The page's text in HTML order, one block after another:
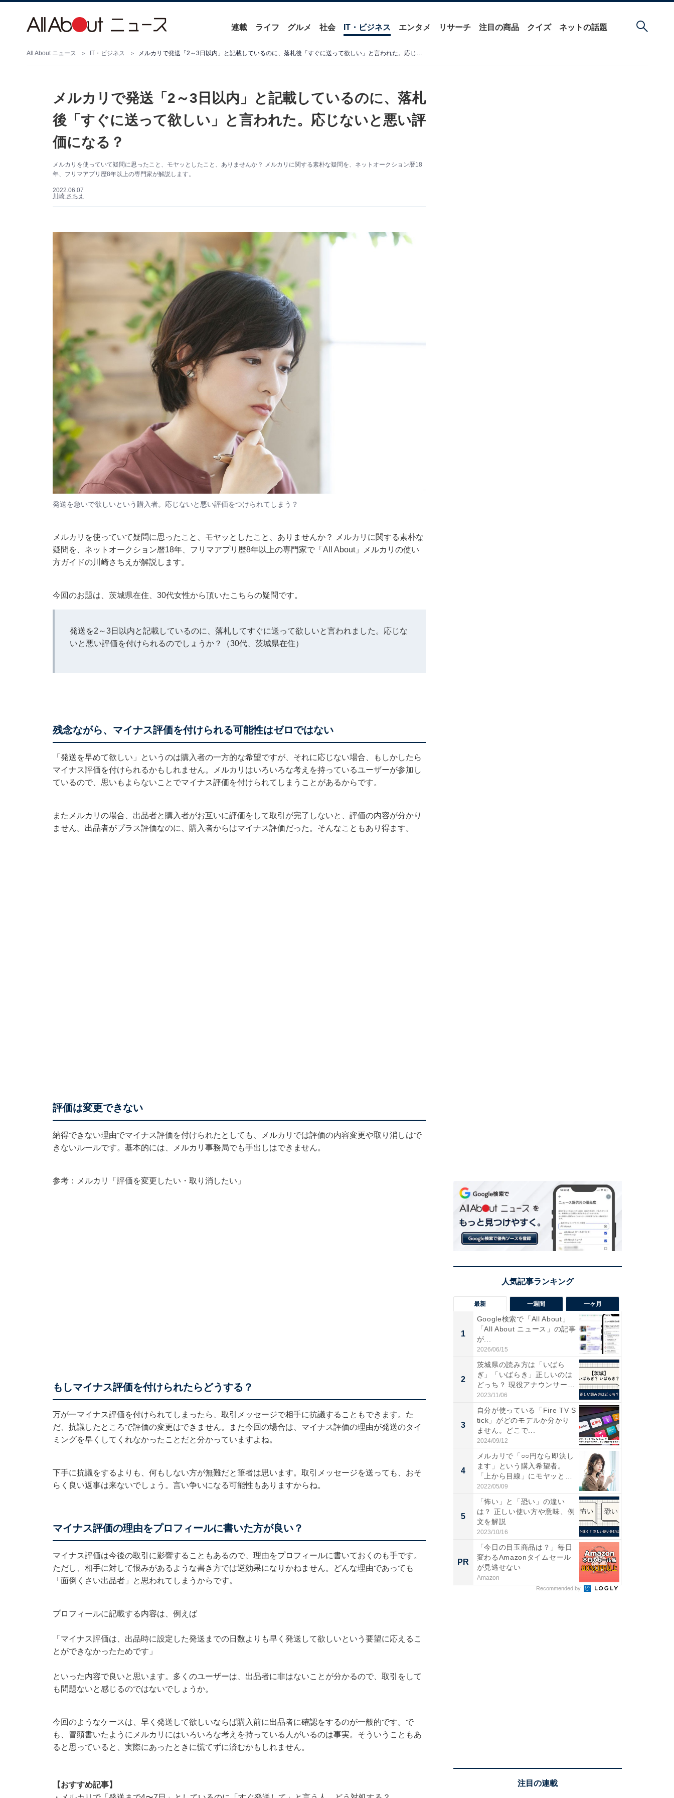
連載 ライフ グルメ 社会 IT・ビジネス エンタメ リサーチ 注目の商品 クイズ ネットの話題
All About ニュース IT・ビジネス メルカリで発送「2～3日以内」と記載しているのに、落札後「すぐに送って欲しい」と言われた。応じないと悪い評価になる？
メルカリで発送「2～3日以内」と記載しているのに、落札
後「すぐに送って欲しい」と言われた。応じないと悪い評
価になる？
メルカリを使っていて疑問に思ったこと、モヤッとしたこと、ありませんか？ メルカリに関する素朴な疑問を、ネットオークション暦18
年、フリマアプリ歴8年以上の専門家が解説します。
2022.06.07
川崎 さちえ
発送を急いで欲しいという購入者。応じないと悪い評価をつけられてしまう？
メルカリを使っていて疑問に思ったこと、モヤッとしたこと、ありませんか？ メルカリに関する素朴な
疑問を、ネットオークション暦18年、フリマアプリ歴8年以上の専門家で「All About」メルカリの使い
方ガイドの川崎さちえが解説します。
今回のお題は、茨城県在住、30代女性から頂いたこちらの疑問です。
発送を2～3日以内と記載しているのに、落札してすぐに送って欲しいと言われました。応じな
いと悪い評価を付けられるのでしょうか？（30代、茨城県在住）
残念ながら、マイナス評価を付けられる可能性はゼロではない
「発送を早めて欲しい」というのは購入者の一方的な希望ですが、それに応じない場合、もしかしたら
マイナス評価を付けられるかもしれません。メルカリはいろいろな考えを持っているユーザーが参加し
ているので、思いもよらないことでマイナス評価を付けられてしまうことがあるからです。
またメルカリの場合、出品者と購入者がお互いに評価をして取引が完了しないと、評価の内容が分かり
ません。出品者がプラス評価なのに、購入者からはマイナス評価だった。そんなこともあり得ます。
評価は変更できない
納得できない理由でマイナス評価を付けられたとしても、メルカリでは評価の内容変更や取り消しはで
きないルールです。基本的には、メルカリ事務局でも手出しはできません。
参考：メルカリ「 評価を変更したい・取り消したい 」
もしマイナス評価を付けられたらどうする？
万が一マイナス評価を付けられてしまったら、取引メッセージで相手に抗議することもできます。た
だ、抗議したところで評価の変更はできません。また今回の場合は、マイナス評価の理由が発送のタイ
ミングを早くしてくれなかったことだと分かっていますよね。
下手に抗議をするよりも、何もしない方が無難だと筆者は思います。取引メッセージを送っても、おそ
らく良い返事は来ないでしょう。言い争いになる可能性もありますからね。
マイナス評価の理由をプロフィールに書いた方が良い？
マイナス評価は今後の取引に影響することもあるので、理由をプロフィールに書いておくのも手です。
ただし、相手に対して恨みがあるような書き方では逆効果になりかねません。どんな理由であっても
「面倒くさい出品者」と思われてしまうからです。
プロフィールに記載する内容は、例えば
「マイナス評価は、出品時に設定した発送までの日数よりも早く発送して欲しいという要望に応えるこ
とができなかったためです」
といった内容で良いと思います。多くのユーザーは、出品者に非はないことが分かるので、取引をして
も問題ないと感じるのではないでしょうか。
今回のようなケースは、早く発送して欲しいならば購入前に出品者に確認をするのが一般的です。で
も、冒頭書いたようにメルカリにはいろいろな考えを持っている人がいるのは事実。そういうこともあ
ると思っていると、実際にあったときに慌てずに済むかもしれません。
【おすすめ記事】
最新 一週間 一ヶ月
1
Google検索で「All About」
「All About ニュース」の記事
が...
2026/06/15
2
茨城県の読み方は「いばら
ぎ」「いばらき」正しいのは
どっち？ 現役アナウンサーが
解...
2023/11/06
3
自分が使っている「Fire TV S
tick」がどのモデルか分かり
ません。どこで...
2024/09/12
4
メルカリで「○○円なら即決し
ます」という購入希望者。
「上から目線」にモヤッとす
る
2022/05/09
5
「怖い」と「恐い」の違い
は？ 正しい使い方や意味、例
文を解説
2023/10/16
PR
「今日の目玉商品は？」毎日
変わるAmazonタイムセール
が見逃せない
Amazon
Recommended by
注目の連載